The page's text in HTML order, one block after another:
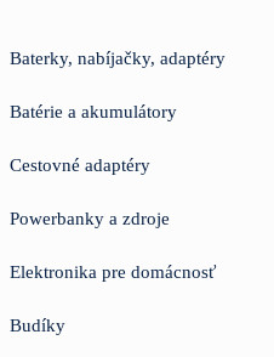
Baterky, nabíjačky, adaptéry
Batérie a akumulátory
Cestovné adaptéry
Powerbanky a zdroje
Elektronika pre domácnosť
Budíky